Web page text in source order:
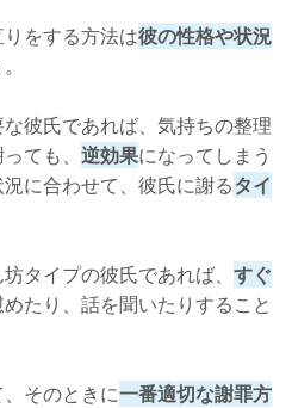
をする方法は彼の性格や状況
な彼氏であれば、気持ちの整理
ても、 逆効果になってしまう
に合わせて、彼氏に謝るタイ
タイプの彼氏であれば、 すぐ
たり、話を聞いたりすること
そのときに一番適切な謝罪方